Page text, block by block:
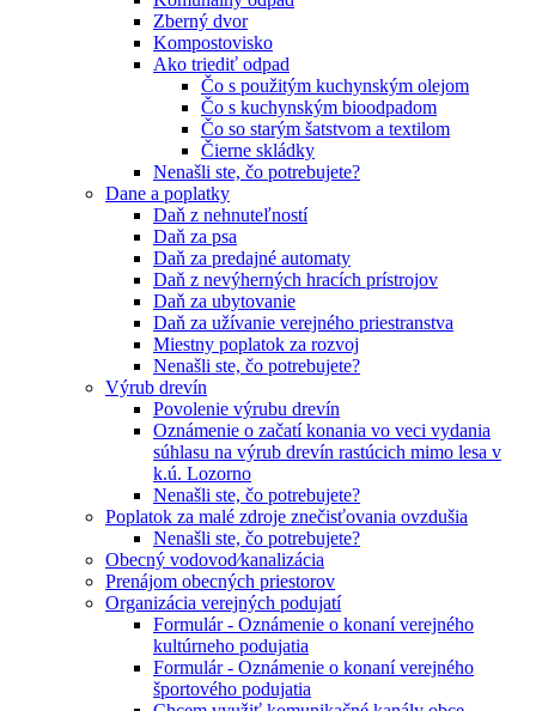
Zberný dvor
Kompostovisko
Ako triediť odpad
Čo s použitým kuchynským olejom
Čo s kuchynským bioodpadom
Čo so starým šatstvom a textilom
Čierne skládky
Nenašli ste, čo potrebujete?
Dane a poplatky
Daň z nehnuteľností
Daň za psa
Daň za predajné automaty
Daň z nevýherných hracích prístrojov
Daň za ubytovanie
Daň za užívanie verejného priestranstva
Miestny poplatok za rozvoj
Nenašli ste, čo potrebujete?
Výrub drevín
Povolenie výrubu drevín
Oznámenie o začatí konania vo veci vydania
súhlasu na výrub drevín rastúcich mimo lesa v
k.ú. Lozorno
Nenašli ste, čo potrebujete?
Poplatok za malé zdroje znečisťovania ovzdušia
Nenašli ste, čo potrebujete?
Obecný vodovod⁄kanalizácia
Prenájom obecných priestorov
Organizácia verejných podujatí
Formulár - Oznámenie o konaní verejného
kultúrneho podujatia
Formulár - Oznámenie o konaní verejného
športového podujatia